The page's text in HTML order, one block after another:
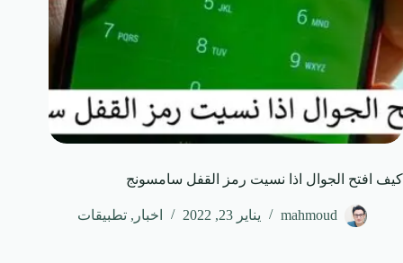
كيف افتح الجوال اذا نسيت رمز القفل سامسونج
mahmoud يناير 23, 2022 اخبار , تطبيقات